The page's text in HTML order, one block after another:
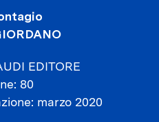
EDITORE
80
marzo 2020